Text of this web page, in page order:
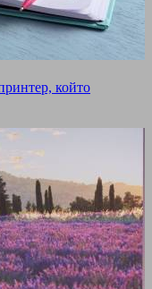
който